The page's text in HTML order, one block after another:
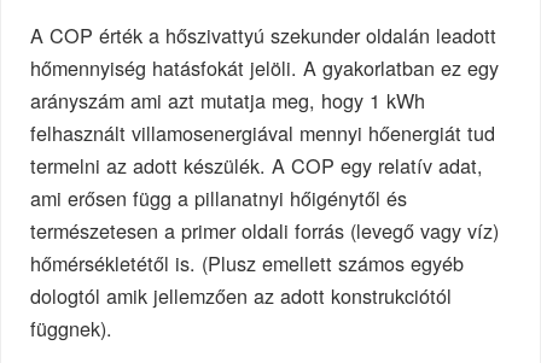
A COP érték a hőszivattyú szekunder oldalán leadott
hőmennyiség hatásfokát jelöli. A gyakorlatban ez egy
arányszám ami azt mutatja meg, hogy 1 kWh
felhasznált villamosenergiával mennyi hőenergiát tud
termelni az adott készülék. A COP egy relatív adat,
ami erősen függ a pillanatnyi hőigénytől és
természetesen a primer oldali forrás (levegő vagy víz)
hőmérsékletétől is. (Plusz emellett számos egyéb
dologtól amik jellemzően az adott konstrukciótól
függnek).